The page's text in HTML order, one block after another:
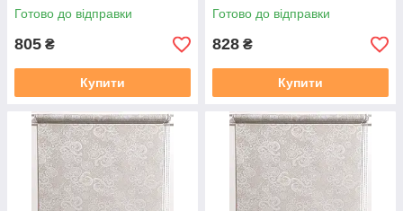
Готово до відправки
805 ₴
Купити
Готово до відправки
828 ₴
Купити